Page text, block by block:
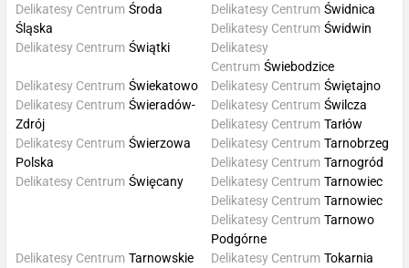
Delikatesy Centrum Środa
Śląska
Delikatesy Centrum Świątki
Delikatesy Centrum Świdnica
Delikatesy Centrum Świdwin
Delikatesy
Centrum Świebodzice
Delikatesy Centrum Świekatowo
Delikatesy Centrum Świeradów-
Zdrój
Delikatesy Centrum Świerzowa
Polska
Delikatesy Centrum Święcany
Delikatesy Centrum Świętajno
Delikatesy Centrum Świlcza
Delikatesy Centrum Tarłów
Delikatesy Centrum Tarnobrzeg
Delikatesy Centrum Tarnogród
Delikatesy Centrum Tarnowiec
Delikatesy Centrum Tarnowiec
Delikatesy Centrum Tarnowo
Podgórne
Delikatesy Centrum Tarnowskie
Delikatesy Centrum Tokarnia